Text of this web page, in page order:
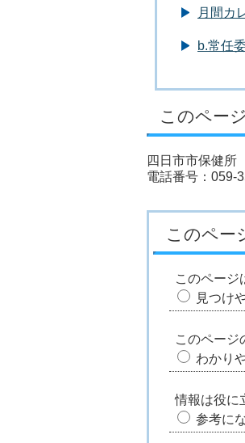
月間カ
b.常任
このペー
四日市市保健
電話番号：059-
このペー
このページ
見つけ
このページ
わかり
情報は役に
参考に